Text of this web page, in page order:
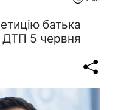
батька
ДТП 5 червня